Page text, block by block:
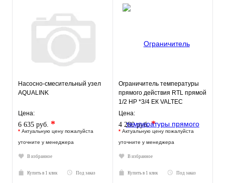
Насосно-смесительный узел
AQUALINK
Цена:
6 635 руб. *
* Актуальную цену пожалуйста
уточните у менеджера
В избранное
Купить в 1 клик Под заказ
Ограничитель температуры
прямого действия RTL прямой
1/2 НР *3/4 ЕК VALTEC
Цена:
4 280 руб.*
* Актуальную цену пожалуйста
уточните у менеджера
В избранное
Купить в 1 клик Под заказ